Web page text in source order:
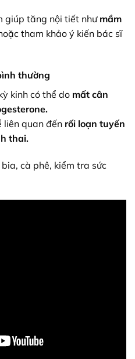
giúp tăng nội tiết như mầm
tham khảo ý kiến bác sĩ
thường
kinh có thể do mất cân
liên quan đến rối loạn tuyến
thai.
cà phê, kiểm tra sức